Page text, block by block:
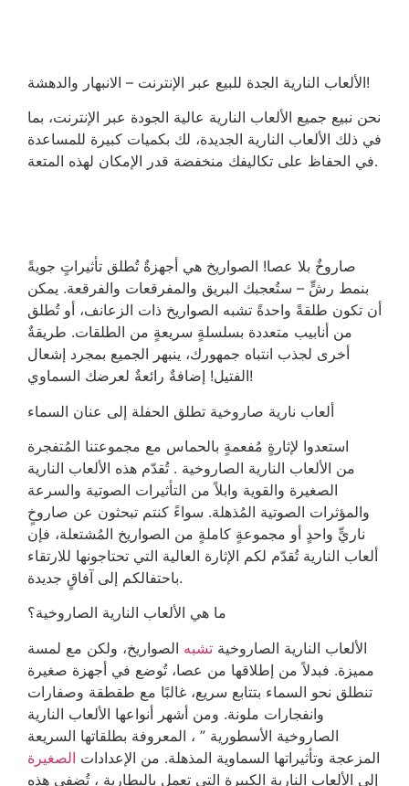
الألعاب النارية الجدة للبيع عبر الإنترنت – الانبهار والدهشة!
نحن نبيع جميع الألعاب النارية عالية الجودة عبر الإنترنت، بما
في ذلك الألعاب النارية الجديدة، لك بكميات كبيرة للمساعدة
في الحفاظ على تكاليفك منخفضة قدر الإمكان لهذه المتعة.
صاروخٌ بلا عصا! الصواريخ هي أجهزةٌ تُطلق تأثيراتٍ جويةً
بنمط رشٍّ – ستُعجبك البريق والمفرقعات والفرقعة. يمكن
أن تكون طلقةً واحدةً تشبه الصواريخ ذات الزعانف، أو تُطلق
من أنابيب متعددة بسلسلةٍ سريعةٍ من الطلقات. طريقةٌ
أخرى لجذب انتباه جمهورك، ينبهر الجميع بمجرد إشعال
الفتيل! إضافةٌ رائعةٌ لعرضك السماوي!
ألعاب نارية صاروخية تطلق الحفلة إلى عنان السماء
استعدوا لإثارةٍ مُفعمةٍ بالحماس مع مجموعتنا المُتفجرة
من الألعاب النارية الصاروخية . تُقدّم هذه الألعاب النارية
الصغيرة والقوية وابلاً من التأثيرات الصوتية والسرعة
والمؤثرات الصوتية المُذهلة. سواءً كنتم تبحثون عن صاروخٍ
ناريٍّ واحدٍ أو مجموعةٍ كاملةٍ من الصواريخ المُشتعلة، فإن
ألعاب النارية تُقدّم لكم الإثارة العالية التي تحتاجونها للارتقاء
باحتفالكم إلى آفاقٍ جديدة.
ما هي الألعاب النارية الصاروخية؟
الألعاب النارية الصاروخية تشبه الصواريخ، ولكن مع لمسة
مميزة. فبدلاً من إطلاقها من عصا، تُوضع في أجهزة صغيرة
تنطلق نحو السماء بتتابع سريع، غالبًا مع طقطقة وصفارات
وانفجارات ملونة. ومن أشهر أنواعها الألعاب النارية
الصاروخية الأسطورية ” ، المعروفة بطلقاتها السريعة
المزعجة وتأثيراتها السماوية المذهلة. من الإعدادات الصغيرة
إلى الألعاب النارية الكبيرة التي تعمل بالبطارية ، تُضفي هذه